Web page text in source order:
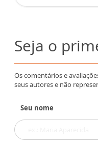
Seja o
Os comentários e
seus autores e não
Seu nome